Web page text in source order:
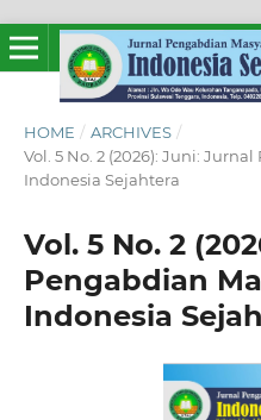
HOME / ARCHIVES /
Vol. 5 No. 2 (2026): Juni:
Indonesia Sejahtera
Vol. 5 No. 2
Pengabdian
Indonesia